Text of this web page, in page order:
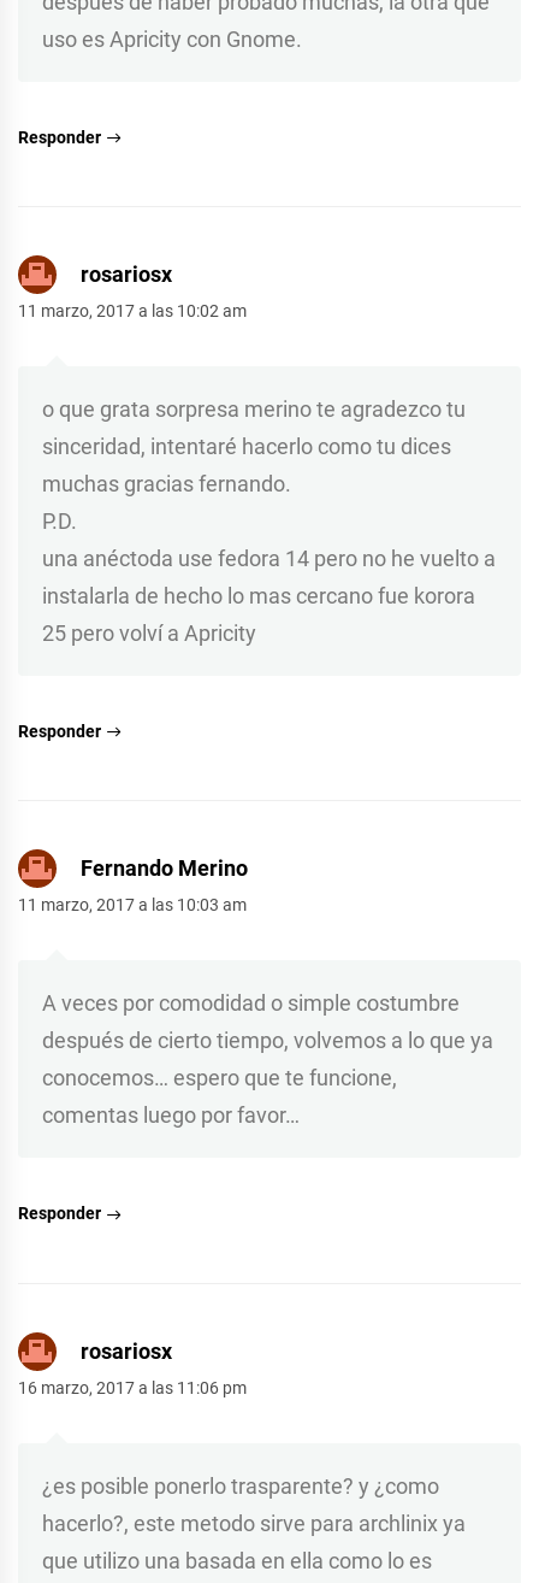
uso es Apricity con Gnome.
Responder
rosariosx
11 marzo, 2017 a las 10:02 am
o que grata sorpresa merino te agradezco tu
sinceridad, intentaré hacerlo como tu dices
muchas gracias fernando.
P.D.
una anéctoda use fedora 14 pero no he vuelto a
instalarla de hecho lo mas cercano fue korora
25 pero volví a Apricity
Responder
Fernando Merino
11 marzo, 2017 a las 10:03 am
A veces por comodidad o simple costumbre
después de cierto tiempo, volvemos a lo que ya
conocemos… espero que te funcione,
comentas luego por favor…
Responder
rosariosx
16 marzo, 2017 a las 11:06 pm
¿es posible ponerlo trasparente? y ¿como
hacerlo?, este metodo sirve para archlinix ya
que utilizo una basada en ella como lo es